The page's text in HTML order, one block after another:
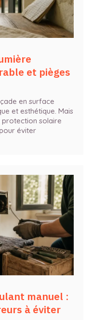
et pièges
en surface
et esthétique. Mais
protection solaire
éviter
manuel :
à éviter